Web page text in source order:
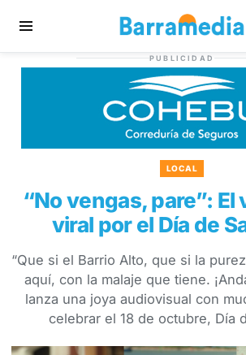
PUBLICIDAD
LOCAL
“No vengas, pare”: El
viral por el Día de
“Que si el Barrio Alto, que si la
aquí, con la malaje que tiene.
lanza una joya audiovisual con
celebrar el 18 de octubre, Día